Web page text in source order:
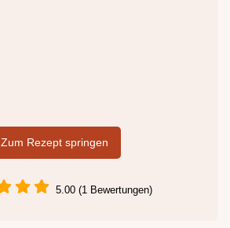
Zum Rezept springen
5.00 (1 Bewertungen)